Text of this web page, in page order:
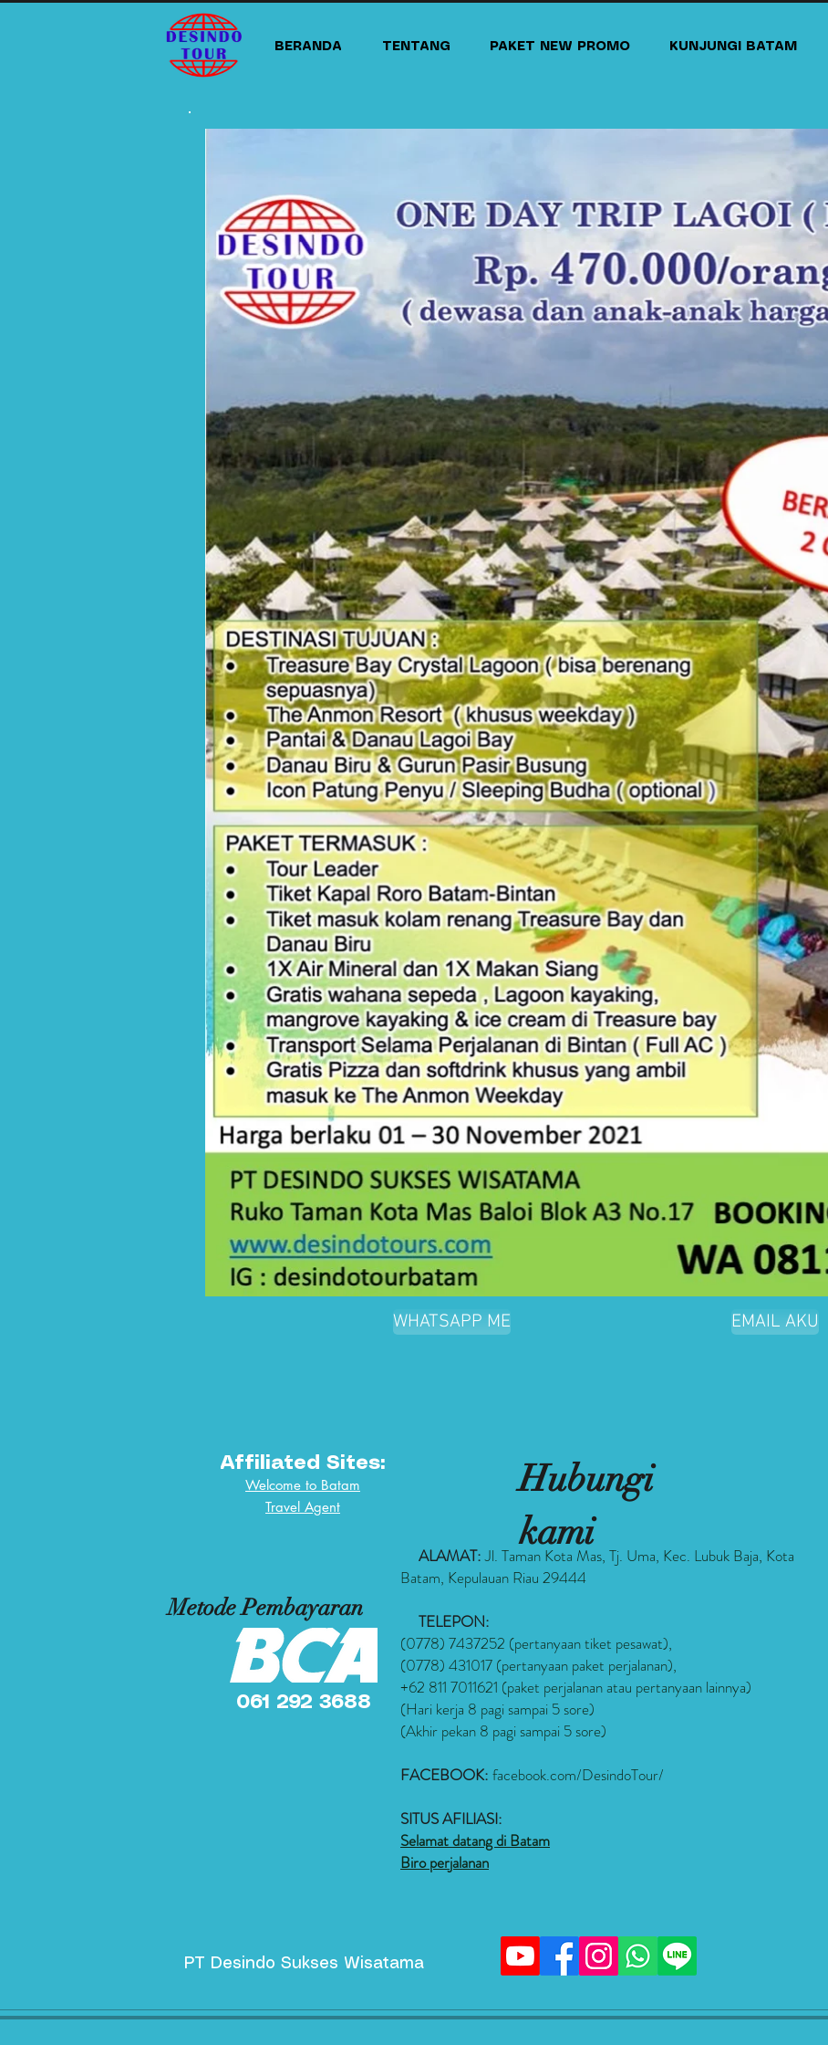
BERANDA TENTANG PAKET NEW PROMO KUNJUNGI BATAM
WHATSAPP ME EMAIL AKU
Affiliated Sites:
Welcome to Batam
Travel Agent
Metode Pembayaran
061 292 3688
Hubungi
kami
ALAMAT: Jl. Taman Kota Mas, Tj. Uma, Kec. Lubuk Baja, Kota
Batam, Kepulauan Riau 29444
TELEPON:
(0778) 7437252 (pertanyaantiket pesawat),
(0778) 431017 (pertanyaan paket perjalanan),
+62 811 7011621 (paket perjalanan atau pertanyaan lainnya)
(Hari kerja 8 pagi sampai 5 sore)
(Akhir pekan 8 pagi sampai 5 sore)
FACEBOOK: facebook.com/DesindoTour/
SITUS AFILIASI:
Selamat datang di Batam
Biro perjalanan
PT Desindo Sukses Wisatama